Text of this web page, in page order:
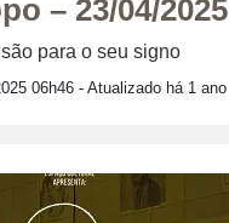
– 23/04/2025
para o seu signo
06h46 - Atualizado há 1 ano